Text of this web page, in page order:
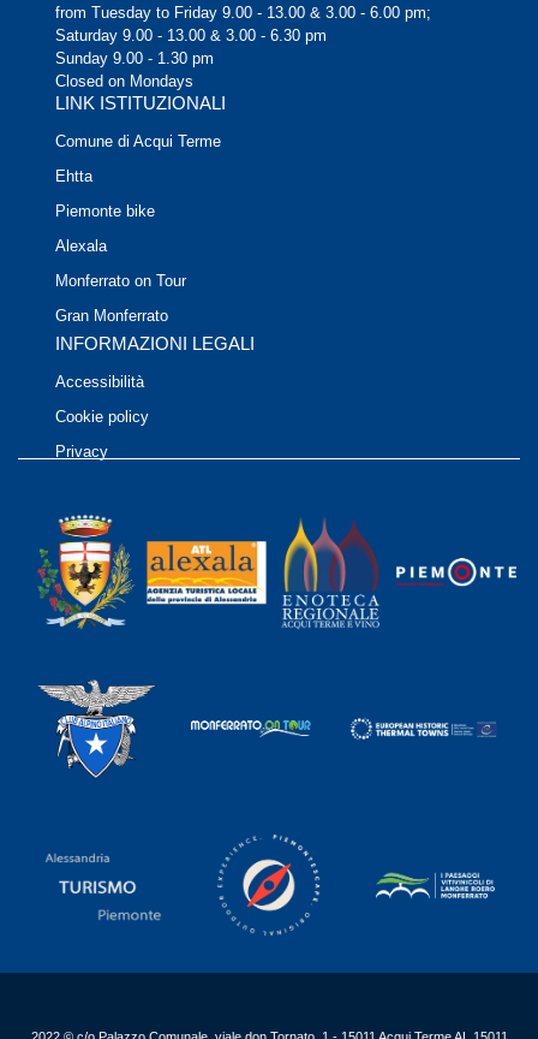
from Tuesday to Friday 9.00 - 13.00 & 3.00 - 6.00 pm;
Saturday 9.00 - 13.00 & 3.00 - 6.30 pm
Sunday 9.00 - 1.30 pm
Closed on Mondays
LINK ISTITUZIONALI
Comune di Acqui Terme
Ehtta
Piemonte bike
Alexala
Monferrato on Tour
Gran Monferrato
INFORMAZIONI LEGALI
Accessibilità
Cookie policy
Privacy